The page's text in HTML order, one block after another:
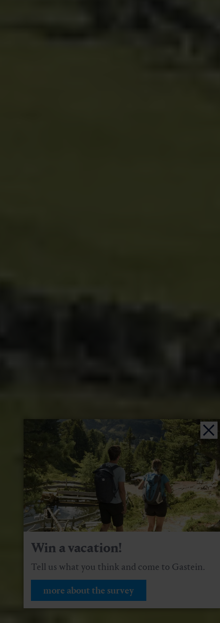
Win a vacation!
Tell us what you think and come to Gastein.
more about the survey